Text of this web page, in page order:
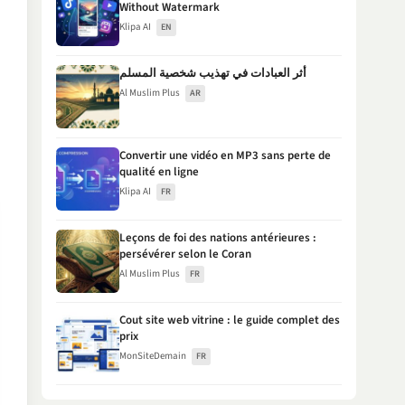
Without Watermark
Klipa AI EN
أثر العبادات في تهذيب شخصية المسلم
Al Muslim Plus AR
Convertir une vidéo en MP3 sans perte de
qualité en ligne
Klipa AI FR
Leçons de foi des nations antérieures :
persévérer selon le Coran
Al Muslim Plus FR
Cout site web vitrine : le guide complet des
prix
MonSiteDemain FR